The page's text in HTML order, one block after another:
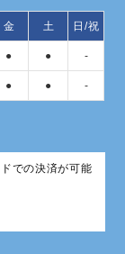
金 土 日/祝
● ● -
● ● -
での決済が可能